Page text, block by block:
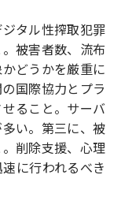
タル性搾取犯罪
被害者数、流布
どうかを厳重に
国際協力とプラ
ること。サーバ
い。第三に、被
削除支援、心理
に行われるべき